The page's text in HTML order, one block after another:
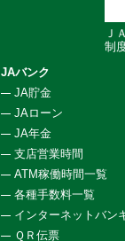
Ｊ
制
JAバンク
JA貯金
JAローン
JA年金
支店営業時間
ATM稼働時間一覧
各種手数料一覧
インターネットバン
ＱＲ伝票